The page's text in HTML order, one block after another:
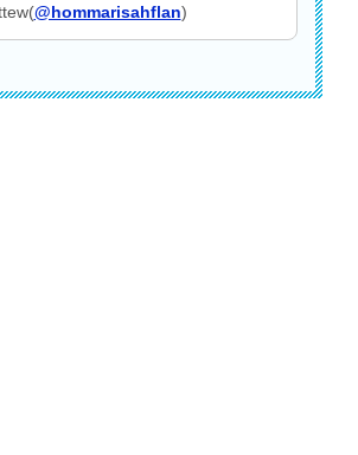
@hommarisahflan)